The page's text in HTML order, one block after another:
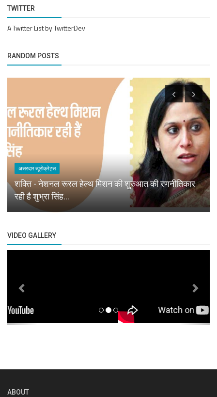
TWITTER
A Twitter List by TwitterDev
RANDOM POSTS
असरदार ब्यूरोक्रेट्स
शक्ति - नेशनल रूरल हेल्थ मिशन की शुरुआत की रणनीतिकार
रही है शुभ्रा सिंह...
VIDEO GALLERY
Previous Next
ABOUT